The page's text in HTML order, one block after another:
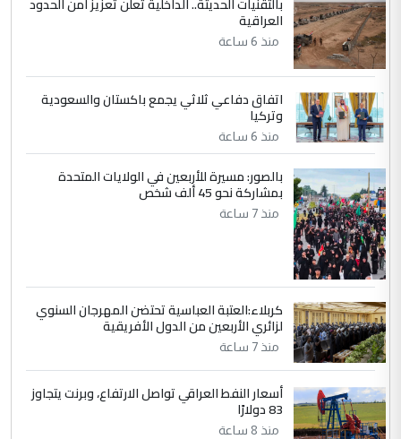
الموضوع :
الجواهري يرد على صدام حسين سل
مضجعيك يابن الزنا (نص كامل)
5 سردار
التعليق : واحد من عصابة علي ماما يسقط
جنسية الرافد الثالث للعراق ومن اصول عريقة
ابا فرات ...
الموضوع :
الجواهري يرد على صدام حسين سل
مضجعيك يابن الزنا (نص كامل)
العراقية
منذ 6 ساعة
اتفاق دفاعي ثلاثي يجمع باكستان والسعودية
وتركيا
منذ 6 ساعة
بالصور: مسيرة للأربعين في الولايات المتحدة
بمشاركة نحو 45 ألف شخص
منذ 7 ساعة
كربلاء:العتبة العباسية تحتضن المهرجان السنوي
لزائري الأربعين من الدول الأفريقية
منذ 7 ساعة
أسعار النفط العراقي تواصل الارتفاع، وبرنت يتجاوز
83 دولارًا
منذ 8 ساعة